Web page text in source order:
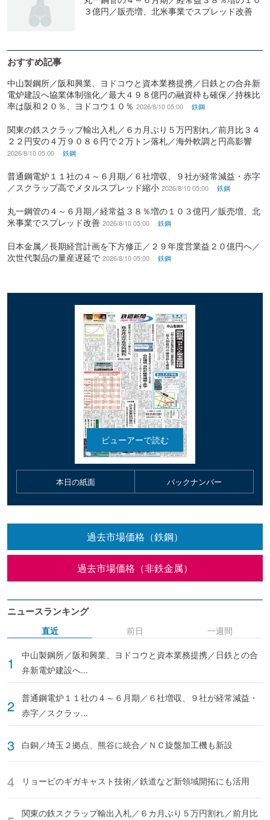
３億円／販売増、北米事業でスプレッド改善
おすすめ記事
中山製鋼所／阪和興業、ヨドコウと資本業務提携／日鉄との合弁新
電炉建設へ協業体制強化／最大４９８億円の融資枠も確保／持株比
率は阪和２０％、ヨドコウ１０％ 2026/8/10 05:00 鉄鋼
関東の鉄スクラップ輸出入札／６カ月ぶり５万円割れ／前月比３４
２２円安の４万９０８６円で２万トン落札／海外軟調と円高影響
2026/8/10 05:00 鉄鋼
普通鋼電炉１１社の４～６月期／６社増収、９社が経常減益・赤字
／スクラップ高でメタルスプレッド縮小 2026/8/10 05:00 鉄鋼
丸一鋼管の４～６月期／経常益３８％増の１０３億円／販売増、北
米事業でスプレッド改善 2026/8/10 05:00 鉄鋼
日本金属／長期経営計画を下方修正／２９年度営業益２０億円へ／
次世代製品の量産遅延で 2026/8/10 05:00 鉄鋼
本日の紙面 バックナンバー
過去市場価格（鉄鋼）
過去市場価格（非鉄金属）
ニュースランキング
直近
中山製鋼所／阪和興業、ヨドコウと資本業務提携／日鉄との合
弁新電炉建設へ...
普通鋼電炉１１社の４～６月期／６社増収、９社が経常減益・
赤字／スクラッ...
白銅／埼玉２拠点、熊谷に統合／ＮＣ旋盤加工機も新設
リョービのギガキャスト技術／鉄道など新領域開拓にも活用
関東の鉄スクラップ輸出入札／６カ月ぶり５万円割れ／前月比
前日 一週間